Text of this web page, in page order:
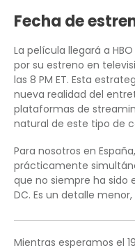
Fecha de
La película llegará a
por su estreno en
las 8 PM ET. Esta
nueva realidad del
plataformas de
natural de este tipo de
Para nosotros en
prácticamente
que no siempre ha sido
DC. Es un detalle
Mientras esperamos el